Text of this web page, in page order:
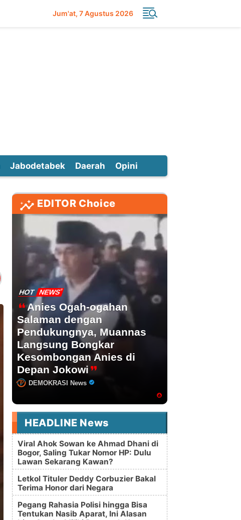
Jum'at 7 Agustus 2026
Jabodetabek Daerah Opini
EDITOR Choice
HOT NEWS
Anies Ogah-ogahan
Salaman dengan
Pendukungnya, Muannas
Langsung Bongkar
Kesombongan Anies di
Depan Jokowi
DEMOKRASI News
HEADLINE News
Viral Ahok Sowan ke Ahmad Dhani di
Bogor, Saling Tukar Nomor HP: Dulu
Lawan Sekarang Kawan?
Letkol Tituler Deddy Corbuzier Bakal
Terima Honor dari Negara
Pegang Rahasia Polisi hingga Bisa
Tentukan Nasib Aparat, Ini Alasan